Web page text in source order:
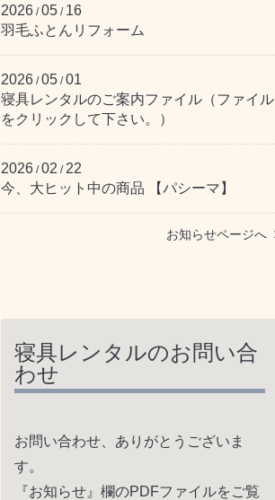
2026 /05 / 16
羽毛ふとんリフォーム
2026 /05 /01
寝具レンタルのご案内ファイル（ファイル
をクリックして下さい。）
2026 /02 / 22
今、大ヒット中の商品 【パシーマ】
お知らせページへ
寝具レンタルのお問い合
わせ
お問い合わせ、ありがとうございま
す。
『お知らせ』欄のPDFファイルをご覧